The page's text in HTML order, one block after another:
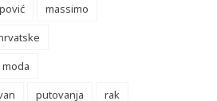
massimo
moda
putovanja
rak